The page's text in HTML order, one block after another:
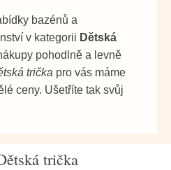
bazénů a
v kategorii Dětská
pohodlně a levně
trička pro vás máme
ceny. Ušetříte tak svůj
trička